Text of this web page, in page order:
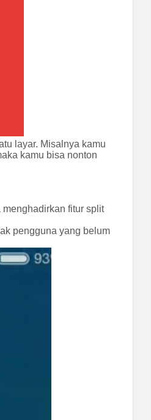
layar. Misalnya kamu
kamu bisa nonton
fitur split
pengguna yang belum